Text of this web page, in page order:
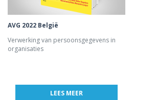
AVG 2022 België
Verwerking van persoonsgegevens in
organisaties
LEES MEER